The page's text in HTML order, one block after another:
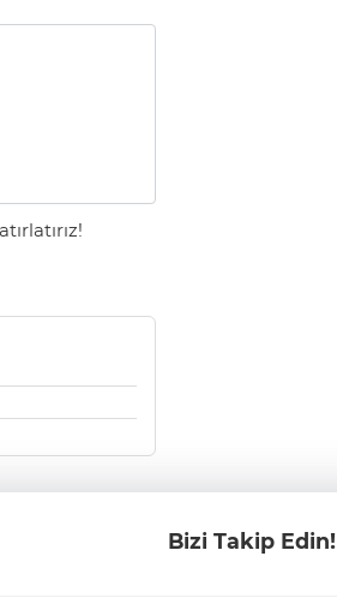
Bizi Takip Edin!